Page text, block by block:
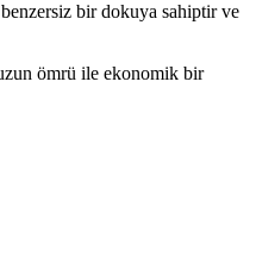
bir dokuya sahiptir ve
ömrü ile ekonomik bir